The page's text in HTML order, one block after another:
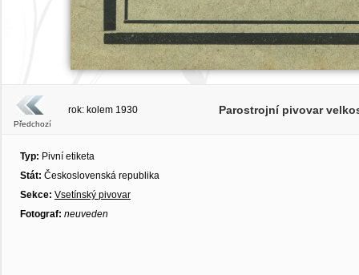
Předchozí
rok: kolem 1930 Parostrojní pivovar
Typ: Pivní etiketa
Stát: Československá republika
Sekce: Vsetínský pivovar
Fotograf: neuveden